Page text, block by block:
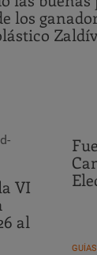
los
VI
al